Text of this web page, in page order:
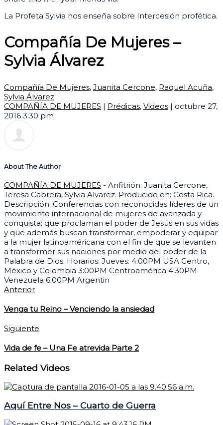
La Profeta Sylvia nos enseña sobre Intercesión profética.
Compañía De Mujeres –
Sylvia Álvarez
Compañía De Mujeres, Juanita Cercone, Raquel Acuña,
Sylvia Álvarez
COMPAÑÍA DE MUJERES | Prédicas, Videos | octubre 27,
2016 3:30 pm
About The Author
COMPAÑÍA DE MUJERES - Anfitrión: Juanita Cercone,
Teresa Cabrera, Sylvia Alvarez. Producido en: Costa Rica.
Descripción: Conferencias con reconocidas líderes de un
movimiento internacional de mujeres de avanzada y
conquista; que proclaman el poder de Jesús en sus vidas
y que además buscan transformar, empoderar y equipar
a la mujer latinoaméricana con el fin de que se levanten
a transformer sus naciones por medio del poder de la
Palabra de Dios. Horarios: Jueves: 4:00PM USA Centro,
México y Colombia 3:00PM Centroamérica 4:30PM
Venezuela 6:00PM Argentin
Anterior
Venga tu Reino – Venciendo la ansiedad
Siguiente
Vida de fe – Una Fe atrevida Parte 2
Related Videos
Aquí Entre Nos – Cuarto de Guerra